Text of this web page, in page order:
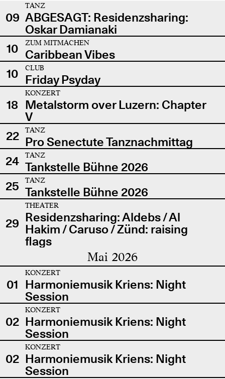
09
TANZ
ABGESAGT: Residenzsharing:
Oskar Damianaki
10
ZUM MITMACHEN
Caribbean Vibes
10
CLUB
Friday Psyday
18
KONZERT
Metalstorm over Luzern: Chapter
V
22
TANZ
Pro Senectute Tanznachmittag
24
TANZ
Tankstelle Bühne 2026
25
TANZ
Tankstelle Bühne 2026
29
THEATER
Residenzsharing: Aldebs / Al
Hakim / Caruso / Zünd: raising
flags
Mai 2026
01
KONZERT
Harmoniemusik Kriens: Night
Session
02
KONZERT
Harmoniemusik Kriens: Night
Session
02
KONZERT
Harmoniemusik Kriens: Night
Session